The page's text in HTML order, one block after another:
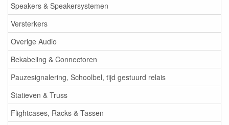
Speakers & Speakersystemen
Versterkers
Overige Audio
Bekabeling & Connectoren
Pauzesignalering, Schoolbel, tijd gestuurd relais
Statieven & Truss
Flightcases, Racks & Tassen